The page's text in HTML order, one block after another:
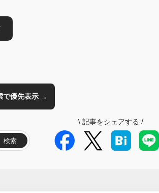
優先表示→
検索
\ 記事をシェアする /